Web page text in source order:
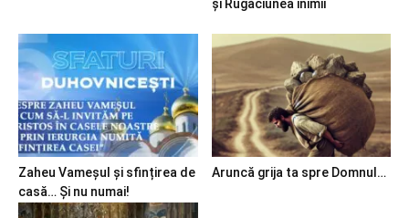
și Rugăciunea inimii
Zaheu Vameșul și sfințirea de
casă… Și nu numai!
Aruncă grija ta spre Domnul…